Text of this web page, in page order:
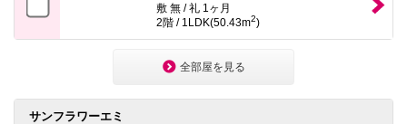
敷 無 / 礼 1ヶ月
2階 / 1LDK(50.43m2)
全部屋を見る
サンフラワーエミ